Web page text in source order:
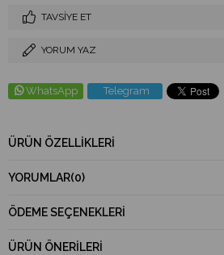
TAVSIYE ET
YORUM YAZ
WhatsApp Telegram
ÜRÜN ÖZELLIKLERI
YORUMLAR(0)
ÖDEME SEÇENEKLERI
ÜRÜN ÖNERILERI